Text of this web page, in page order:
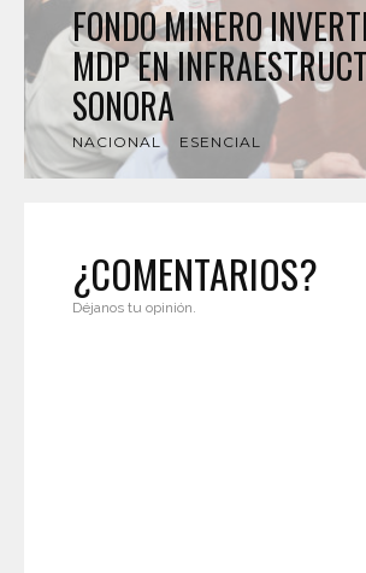
FONDO MINERO
MDP EN
SONORA
NACIONAL ESENCIAL
¿COMENTARIOS?
Déjanos tu opinión.